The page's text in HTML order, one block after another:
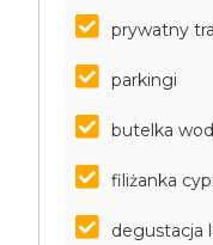
prywatny
parkingi
butelka
filiżanka
degustacja